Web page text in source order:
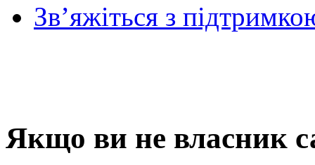
Зв’яжіться з
Якщо ви не власник